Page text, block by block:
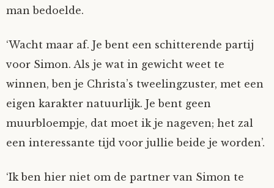
man bedoelde.
‘Wacht maar af. Je bent een schitterende partij
voor Simon. Als je wat in gewicht weet te
winnen, ben je Christa’s tweelingzuster, met een
eigen karakter natuurlijk. Je bent geen
muurbloempje, dat moet ik je nageven; het zal
een interessante tijd voor jullie beide je worden’.
‘Ik ben hier niet om de partner van Simon te